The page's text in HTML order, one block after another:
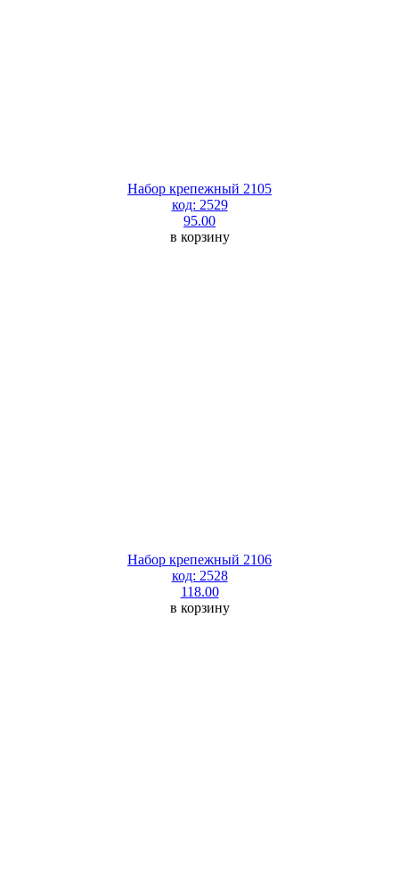
Набор крепежный 2105
код: 2529
95.00
в корзину
Набор крепежный 2106
код: 2528
118.00
в корзину